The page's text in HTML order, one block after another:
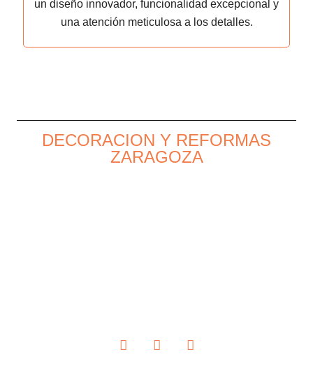
un diseño innovador, funcionalidad excepcional y
una atención meticulosa a los detalles.
DECORACION Y REFORMAS
ZARAGOZA